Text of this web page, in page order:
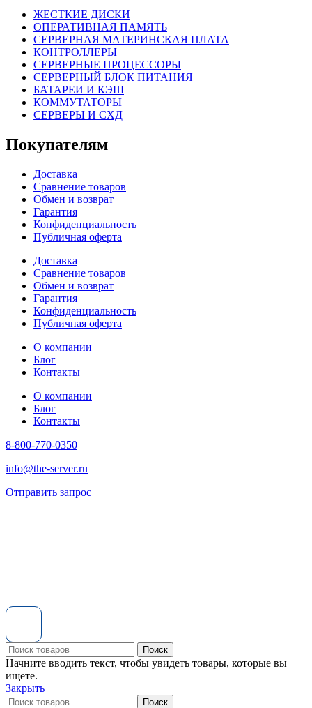
ЖЕСТКИЕ ДИСКИ
ОПЕРАТИВНАЯ ПАМЯТЬ
СЕРВЕРНАЯ МАТЕРИНСКАЯ ПЛАТА
КОНТРОЛЛЕРЫ
СЕРВЕРНЫЕ ПРОЦЕССОРЫ
СЕРВЕРНЫЙ БЛОК ПИТАНИЯ
БАТАРЕИ И КЭШ
КОММУТАТОРЫ
СЕРВЕРЫ И СХД
Покупателям
Доставка
Сравнение товаров
Обмен и возврат
Гарантия
Конфиденциальность
Публичная оферта
Доставка
Сравнение товаров
Обмен и возврат
Гарантия
Конфиденциальность
Публичная оферта
О компании
Блог
Контакты
О компании
Блог
Контакты
8-800-770-0350
info@the-server.ru
Отправить запрос
Поиск
Начните вводить текст, чтобы увидеть товары, которые вы
ищете.
Закрыть
Поиск